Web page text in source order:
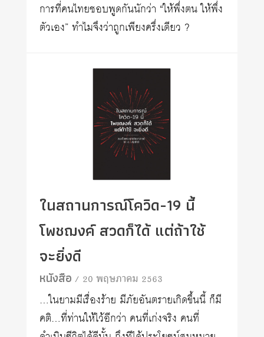
การที่คนไทยชอบพูดกันนักว่า “ให้พึ่งตน ให้พึ่ง
ตัวเอง” ทำไมจึงว่าถูกเพียงครึ่งเดียว ?
ในสถานการณ์โควิด-19 นี้
โพชฌงค์ สวดก็ได้ แต่ถ้าใช้
จะยิ่งดี
หนังสือ/ 20 พฤษภาคม 2563
…ในยามมีเรื่องร้าย มีภัยอันตรายเกิดขึ้นนี้ ก็มี
คติ…ที่ท่านให้ไว้อีกว่า คนที่เก่งจริง คนที่